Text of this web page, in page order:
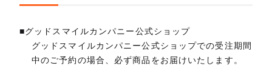
■グッドスマイルカンパニー公式ショップ
グッドスマイルカンパニー公式ショップでの受注期間
中のご予約の場合、必ず商品をお届けいたします。